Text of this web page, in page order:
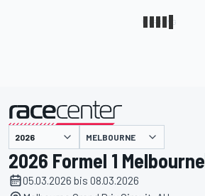
MELBOURNE
2026 Formel 1 Melbourne
05.03.2026 bis 08.03.2026